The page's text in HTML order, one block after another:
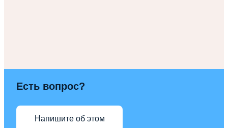
Есть вопрос?
Напишите об этом